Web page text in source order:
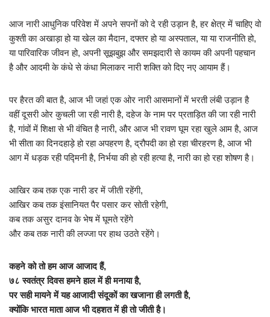
आज नारी आधुनिक परिवेश में अपने सपनों को दे रही उड़ान है, हर क्षेत्र में चाहिए वो
कुश्ती का अखाड़ा हो या खेल का मैदान, दफ्तर हो या अस्पताल, या या राजनीति हो,
या पारिवारिक जीवन हो, अपनी सूझबुझ और समझदारी से कायम की अपनी पहचान
है और आदमी के कंधे से कंधा मिलाकर नारी शक्ति को दिए नए आयाम हैं।
पर हैरत की बात है, आज भी जहां एक ओर नारी आसमानों में भरती लंबी उड़ान है
वहीं दूसरी ओर कुचली जा रही नारी है, दहेज के नाम पर प्रताड़ित की जा रही नारी
है, गांवों में शिक्षा से भी वंचित है नारी, और आज भी रावण घूम रहा खुले आम है, आज
भी सीता का दिनदहाड़े हो रहा अपहरण है, द्रौपदी का हो रहा चीरहरण है, आज भी
आग में धड़क रही पद्मिनी है, निर्भया की हो रही हत्या है, नारी का हो रहा शोषण है।
आखिर कब तक एक नारी डर में जीती रहेंगी,
आखिर कब तक इंसानियत पैर पसार कर सोती रहेगी,
कब तक असुर दानव के भेष में घूमते रहेंगे
और कब तक नारी की लज्जा पर हाथ उठते रहेंगे।
कहने को तो हम आज आजाद हैं,
७८ स्वतंत्र दिवस हमने हाल में ही मनाया है,
पर सही मायने में यह आजादी संदूकों का खजाना ही लगती है,
क्योंकि भारत माता आज भी दहशत में ही तो जीती है।